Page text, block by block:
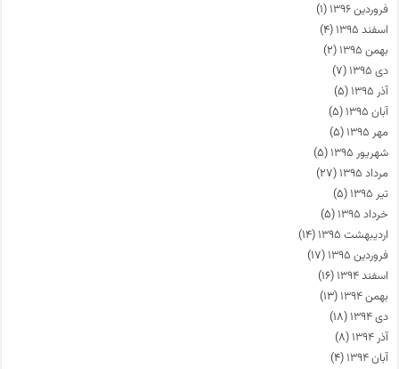
فروردین ۱۳۹۶
(۱)
اسفند ۱۳۹۵
(۴)
بهمن ۱۳۹۵
(۲)
دی ۱۳۹۵
(۷)
آذر ۱۳۹۵
(۵)
آبان ۱۳۹۵
(۵)
مهر ۱۳۹۵
(۵)
شهریور ۱۳۹۵
(۵)
مرداد ۱۳۹۵
(۲۷)
تیر ۱۳۹۵
(۵)
خرداد ۱۳۹۵
(۵)
اردیبهشت ۱۳۹۵
(۱۴)
فروردین ۱۳۹۵
(۱۷)
اسفند ۱۳۹۴
(۱۶)
بهمن ۱۳۹۴
(۱۳)
دی ۱۳۹۴
(۱۸)
آذر ۱۳۹۴
(۸)
آبان ۱۳۹۴
(۴)